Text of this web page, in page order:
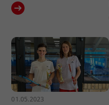
01.05.2023